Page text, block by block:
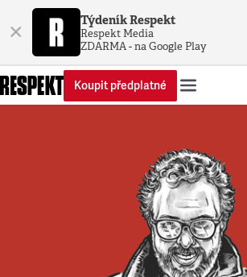
× Týdeník Respekt
Respekt Media
ZDARMA - na Google Play
Koupit předplatné